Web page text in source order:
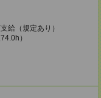
給（規定あり）
）